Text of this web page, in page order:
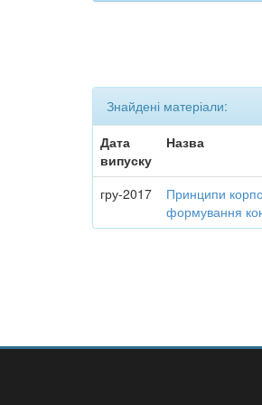
Знайдені матеріали:
Дата
випуску
Назва
гру-2017
Принципи
формування